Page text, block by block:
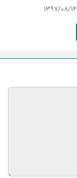
۱۳۹۷/۰۸/۱۴